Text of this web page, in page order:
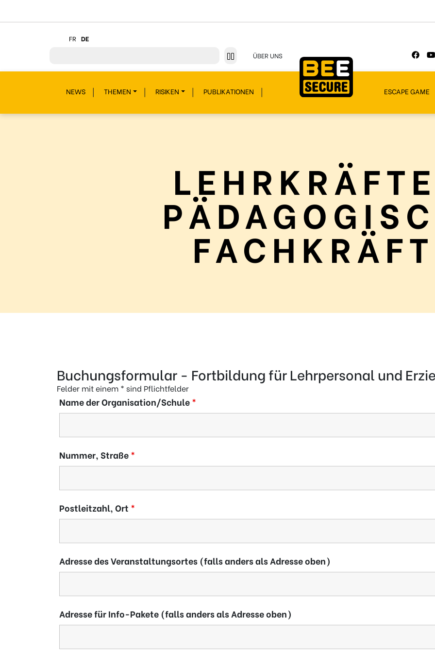
FR DE
RegelN°3 – Überdenke was du postest
RegelN°4 – Respektiere andere
RegelN°5 – Schütze dich vor Hackern/Malware
N°8- Schütze deine Geheimnisse
N°9 – Gönn dir auch mal eine Pause
N°10 – Fragen? Bleib nicht allein!
N°1 – Benutze ein sicheres Passwort
ÜBER UNS
NEWS THEMEN RISIKEN PUBLIKATIONEN ESCAPE GAME
Buchungsformular - Fortbildung für Lehrpersonal und
Felder mit einem * sind Pflichtfelder
Name der Organisation/Schule*
Nummer, Straße*
Postleitzahl, Ort *
Adresse des Veranstaltungsortes (falls anders als Adresse oben)
Adresse für Info-Pakete (falls anders als Adresse oben)